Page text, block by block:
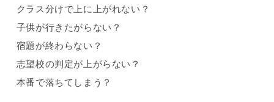
クラス分けで上に上がれない？
子供が行きたがらない？
宿題が終わらない？
志望校の判定が上がらない？
本番で落ちてしまう？